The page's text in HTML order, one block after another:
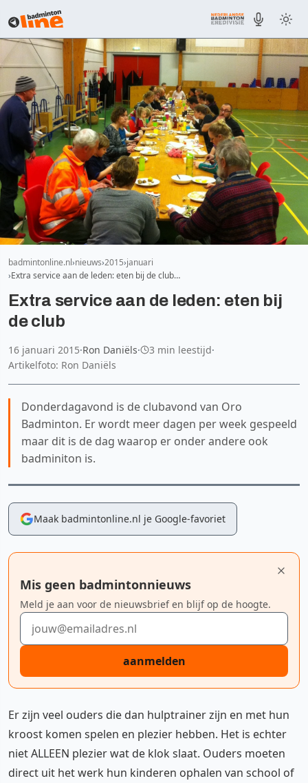
badmintonline.nl nieuws 2015 januari
Extra service aan de leden: eten bij de club…
Extra service aan de leden: eten bij
de club
16 januari 2015·Ron Daniëls· 3 min leestijd·
Artikelfoto: Ron Daniëls
Donderdagavond is de clubavond van Oro
Badminton. Er wordt meer dagen per week gespeeld
maar dit is de dag waarop er onder andere ook
badminiton is.
Maak badmintonline.nl je Google-favoriet
Mis geen badmintonnieuws
Meld je aan voor de nieuwsbrief en blijf op de hoogte.
E-mailadres
aanmelden
Er zijn veel ouders die dan hulptrainer zijn en met hun
kroost komen spelen en plezier hebben. Het is echter
niet ALLEEN plezier wat de klok slaat. Ouders moeten
direct uit het werk hun kinderen ophalen van school of